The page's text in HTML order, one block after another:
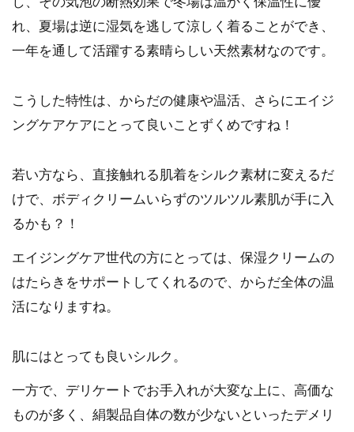
れ、夏場は逆に湿気を逃して涼しく着ることができ、
一年を通して活躍する素晴らしい天然素材なのです。
こうした特性は、からだの健康や温活、さらにエイジ
ングケアケアにとって良いことずくめですね！
若い方なら、直接触れる肌着をシルク素材に変えるだ
けで、ボディクリームいらずのツルツル素肌が手に入
るかも？！
エイジングケア世代の方にとっては、保湿クリームの
はたらきをサポートしてくれるので、からだ全体の温
活になりますね。
肌にはとっても良いシルク。
一方で、デリケートでお手入れが大変な上に、高価な
ものが多く、絹製品自体の数が少ないといったデメリ